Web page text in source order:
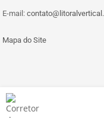
E-mail:
Mapa do Site
© Copyright 2013 » 2026